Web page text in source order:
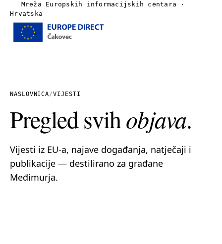
Mreža Europskih informacijskih centara ·
Hrvatska
Vijesti
Linkovi
NASLOVNICA/VIJESTI
Pregled svihobjava.
Vijesti iz EU-a, najave događanja, natječaji i
publikacije — destilirano za građane
Međimurja.